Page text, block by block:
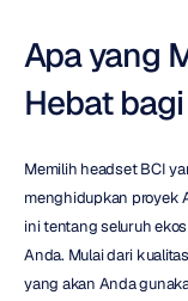
Apa yang
Hebat
Memilih headset BCI
menghidupkan proyek
ini tentang seluruh
Anda. Mulai dari
yang akan Anda